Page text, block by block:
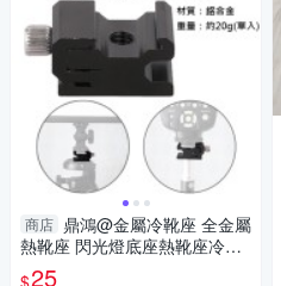
商店 鼎鴻@金屬冷靴座 全金屬
熱靴座 閃光燈底座熱靴座冷靴
座 轉1/4母螺絲 轉接燈架腳架
25